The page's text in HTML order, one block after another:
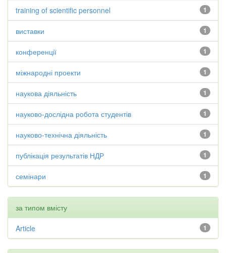
1
training of scientific personnel
1
виставки
1
конференції
1
міжнародні проекти
1
наукова діяльність
1
науково-дослідна робота студентів
1
науково-технічна діяльність
1
публікація результатів НДР
1
семінари
за типом вмісту
1
Article